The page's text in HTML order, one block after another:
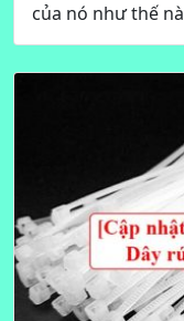
của nó như thế